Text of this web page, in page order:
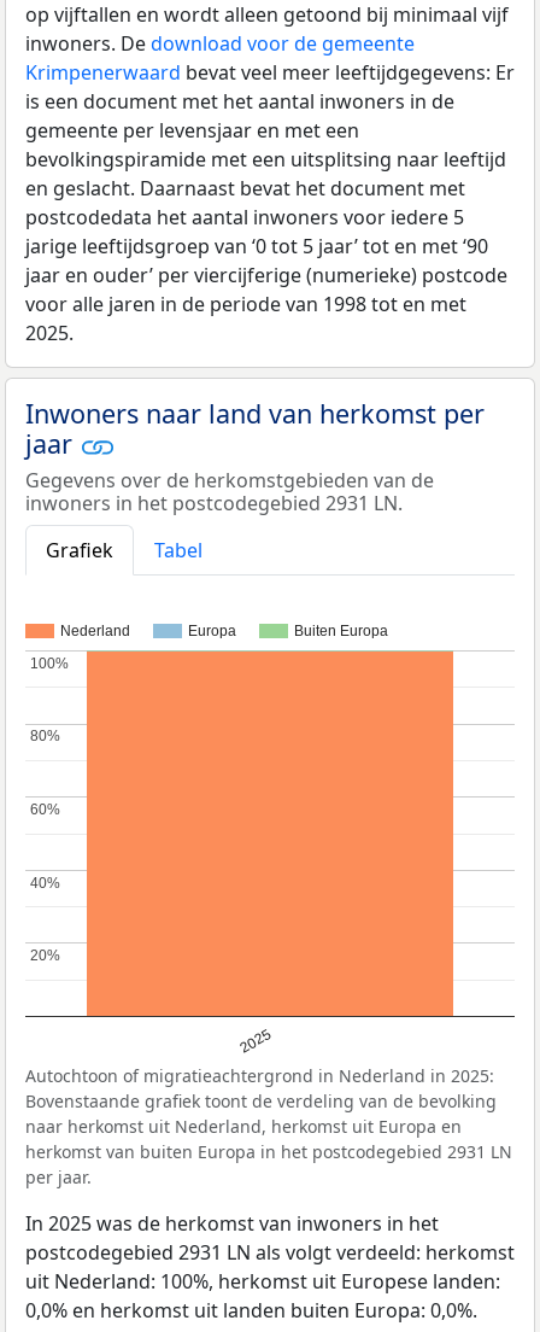
op vijftallen en wordt alleen getoond bij minimaal vijf
inwoners. Dedownload voor de gemeente
Krimpenerwaard bevat veel meer leeftijdgegevens: Er
is een document met het aantal inwoners in de
gemeente per levensjaar en met een
bevolkingspiramide met een uitsplitsing naar leeftijd
en geslacht. Daarnaast bevat het document met
postcodedata het aantal inwoners voor iedere 5
jarige leeftijdsgroep van ‘0 tot 5 jaar’ tot en met ‘90
jaar en ouder’ per viercijferige (numerieke) postcode
voor alle jaren in de periode van 1998 tot en met
2025.
Inwoners naar land van herkomst per
jaar
Gegevens over de herkomstgebieden van de
inwoners in het postcodegebied 2931 LN.
Grafiek
Tabel
Nederland Europa Buiten Europa
2025
20%
20%
40%
40%
60%
60%
80%
80%
100%
100%
Autochtoon of migratieachtergrond in Nederland in 2025:
Bovenstaande grafiek toont de verdeling van de bevolking
naar herkomst uit Nederland, herkomst uit Europa en
herkomst van buiten Europa in het postcodegebied 2931 LN
per jaar.
In 2025 was de herkomst van inwoners in het
postcodegebied 2931 LN als volgt verdeeld: herkomst
uit Nederland: 100%, herkomst uit Europese landen:
0,0% en herkomst uit landen buiten Europa: 0,0%.